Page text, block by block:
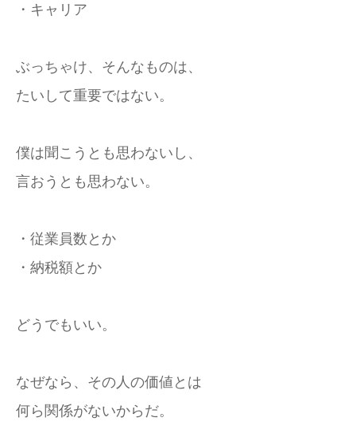
・キャリア
ぶっちゃけ、そんなものは、
たいして重要ではない。
僕は聞こうとも思わないし、
言おうとも思わない。
・従業員数とか
・納税額とか
どうでもいい。
なぜなら、その人の価値とは
何ら関係がないからだ。